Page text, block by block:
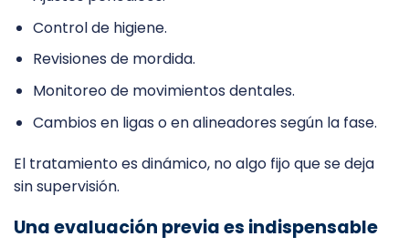
Control de higiene.
Revisiones de mordida.
Monitoreo de movimientos dentales.
Cambios en ligas o en alineadores según la fase.
El tratamiento es dinámico, no algo fijo que se deja
sin supervisión.
Una evaluación previa es indispensable